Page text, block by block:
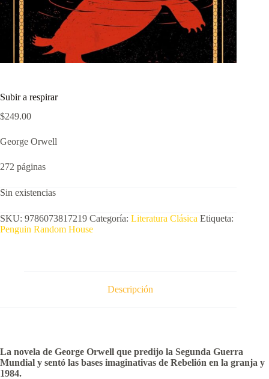
Subir a respirar
$249.00
George Orwell
272 páginas
Sin existencias
SKU: 9786073817219 Categoría: Literatura Clásica Etiqueta:
Penguin Random House
Descripción
La novela de George Orwell que predijo la Segunda Guerra
Mundial y sentó las bases imaginativas de Rebelión en la granja y
1984.